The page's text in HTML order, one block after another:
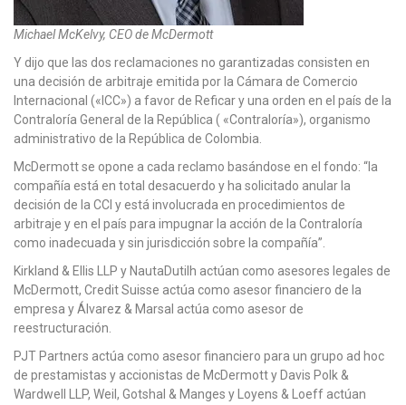
Michael McKelvy, CEO de McDermott
Y dijo que las dos reclamaciones no garantizadas consisten en
una decisión de arbitraje emitida por la Cámara de Comercio
Internacional («ICC») a favor de Reficar y una orden en el país de la
Contraloría General de la República ( «Contraloría»), organismo
administrativo de la República de Colombia.
McDermott se opone a cada reclamo basándose en el fondo: “la
compañía está en total desacuerdo y ha solicitado anular la
decisión de la CCI y está involucrada en procedimientos de
arbitraje y en el país para impugnar la acción de la Contraloría
como inadecuada y sin jurisdicción sobre la compañía”.
Kirkland & Ellis LLP y NautaDutilh actúan como asesores legales de
McDermott, Credit Suisse actúa como asesor financiero de la
empresa y Álvarez & Marsal actúa como asesor de
reestructuración.
PJT Partners actúa como asesor financiero para un grupo ad hoc
de prestamistas y accionistas de McDermott y Davis Polk &
Wardwell LLP, Weil, Gotshal & Manges y Loyens & Loeff actúan